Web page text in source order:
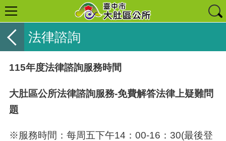
法律諮詢
115年度法律諮詢服務時間
大肚區公所法律諮詢服務-免費解答法律上疑難問
題
※服務時間：每周五下午14 ： 00-16 ： 30(最後登